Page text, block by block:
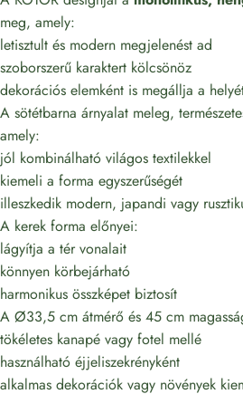
meg, amely:
letisztult és modern megjelenést ad
szoborszerű karaktert kölcsönöz
dekorációs elemként is megállja a
A sötétbarna árnyalat meleg,
amely:
jól kombinálható világos textilekkel
kiemeli a forma egyszerűségét
illeszkedik modern, japandi vagy
A kerek forma előnyei:
lágyítja a tér vonalait
könnyen körbejárható
harmonikus összképet biztosít
A Ø33,5 cm átmérő és 45 cm
tökéletes kanapé vagy fotel mellé
használható éjjeliszekrényként
alkalmas dekorációk vagy növények